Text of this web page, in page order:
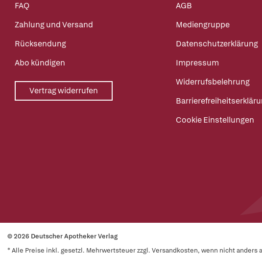
FAQ
Zahlung und Versand
Rücksendung
Abo kündigen
Vertrag widerrufen
AGB
Mediengruppe
Datenschutzerklärung
Impressum
Widerrufsbelehrung
Cookie Einstellungen
© 2026 Deutscher Apotheker Verlag
* Alle Preise inkl. gesetzl. Mehrwertsteuer zzgl. Versandkosten, wenn nicht anders